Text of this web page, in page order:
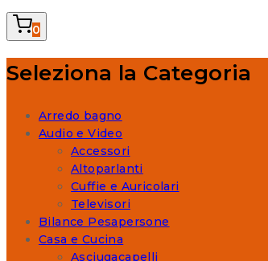
0
Seleziona la Categoria
Arredo bagno
Audio e Video
Accessori
Altoparlanti
Cuffie e Auricolari
Televisori
Bilance Pesapersone
Casa e Cucina
Asciugacapelli